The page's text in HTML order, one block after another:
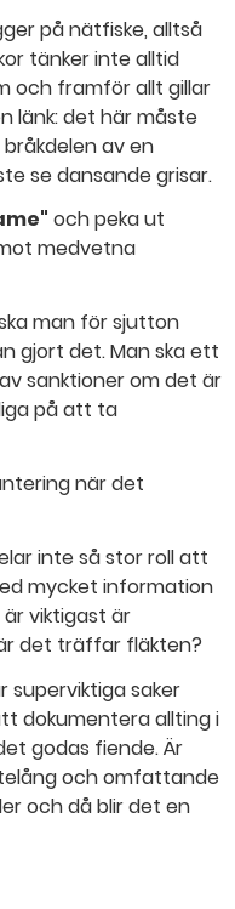
på nätfiske, alltså
tänker inte alltid
och framför allt gillar
länk: det här måste
av en
se dansande grisar.
och peka ut
medvetna
man för sjutton
gjort det. Man ska ett
sanktioner om det är
på att ta
när det
inte så stor roll att
mycket information
viktigast är
det träffar fläkten?
superviktiga saker
dokumentera allting i
godas fiende. Är
och omfattande
och då blir det en